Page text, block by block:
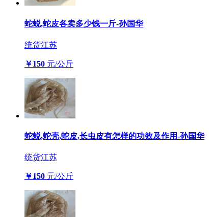
蛇蜕,蛇皮各卖多少钱一斤-孙国华
统货江苏
￥150 元/公斤
蛇蜕,蛇壳,蛇皮,长虫皮有怎样的功效及作用-孙国华
统货江苏
￥150 元/公斤